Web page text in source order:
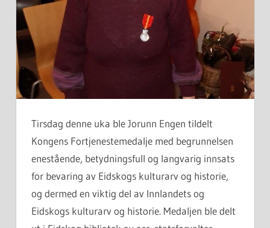
Tirsdag denne uka ble Jorunn Engen tildelt
Kongens Fortjenestemedalje med begrunnelsen
enestående, betydningsfull og langvarig innsats
for bevaring av Eidskogs kulturarv og historie,
og dermed en viktig del av Innlandets og
Eidskogs kulturarv og historie. Medaljen ble delt